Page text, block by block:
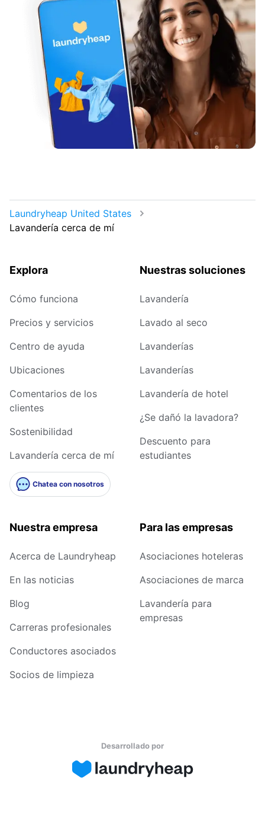
Laundryheap United States
Lavandería cerca de mí
Explora
Cómo funciona
Precios y servicios
Centro de ayuda
Ubicaciones
Comentarios de los
clientes
Sostenibilidad
Lavandería cerca de mí
Chatea con nosotros
Nuestras soluciones
Lavandería
Lavado al seco
Lavanderías
Lavanderías
Lavandería de hotel
¿Se dañó la lavadora?
Descuento para
estudiantes
Nuestra empresa
Acerca de Laundryheap
En las noticias
Blog
Carreras profesionales
Conductores asociados
Socios de limpieza
Para las empresas
Asociaciones hoteleras
Asociaciones de marca
Lavandería para
empresas
Desarrollado por